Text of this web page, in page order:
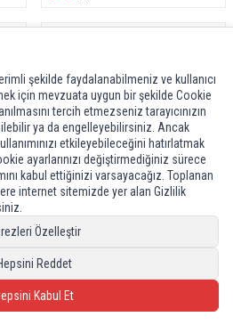
Recci RC85E GaN Teknolojili Hızlı
Kablolu Şarj Seti
şekilde faydalanabilmeniz ve kullanıcı
için mevzuata uygun bir şekilde Cookie
tercih etmezseniz tarayıcınızın
ya da engelleyebilirsiniz. Ancak
etkileyebileceğini hatırlatmak
ayarlarınızı değiştirmediğiniz sürece
kabul ettiğinizi varsayacağız. Toplanan
internet sitemizde yer alan Gizlilik
Özelleştir
Reddet
Kabul Et